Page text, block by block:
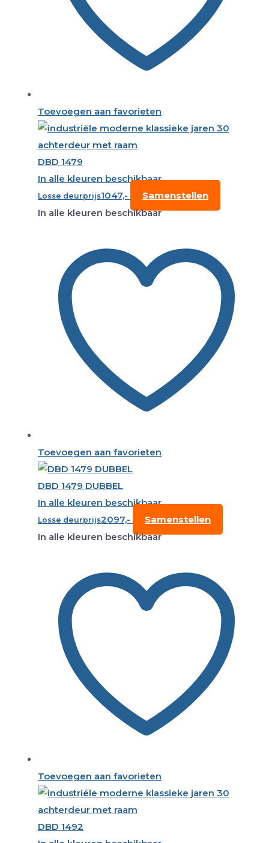
Toevoegen aan favorieten
DBD 1479
In alle kleuren beschikbaar
Losse deurprijs1047,-
Samenstellen
In alle kleuren beschikbaar
Toevoegen aan favorieten
DBD 1479 DUBBEL
In alle kleuren beschikbaar
Losse deurprijs2097,-
Samenstellen
In alle kleuren beschikbaar
Toevoegen aan favorieten
DBD 1492